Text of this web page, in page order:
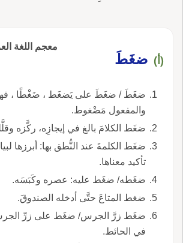
معجم اللغة
(أ) ضغَطَ
ضغَطَ / ضغَطَ على يَضغَط ، ضَغْطًا ،
والمفعول مَضْغوط.
ضغَط الكلامَ بالغ في إيجازِه، ركَّزه
ضغَط الكلمةَ عند النُّطق بها: أبرزها
تأكيد معناها.
ضغَطه/ ضغَط عليه: عصره وكَبَسَه.
ضغط المتاعَ حتَّى أدخله الصندوقَ.
ضغَط زرَّ الجرس/ ضغَط على زرِّ
في الحائط.